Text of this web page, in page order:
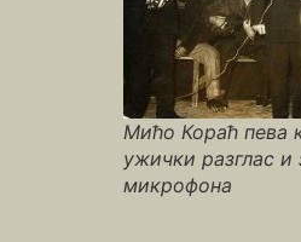
Мићо Кораћ пева
ужички разглас и
микрофона